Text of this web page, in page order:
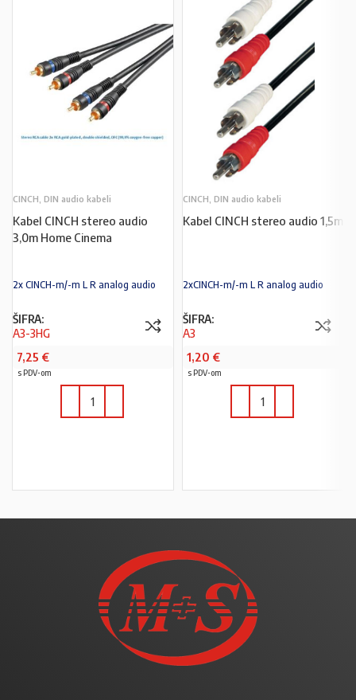
CINCH, DIN audio kabeli
Kabel CINCH stereo audio
3,0m Home Cinema
2x CINCH-m/-m L R analog audio
ŠIFRA:
A3-3HG
7,25 €
s PDV-om
CINCH, DIN audio kabeli
Kabel CINCH stereo audio 1,5m
2xCINCH-m/-m L R analog audio
ŠIFRA:
A3
1,20 €
s PDV-om